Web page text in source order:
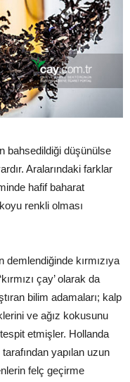
bahsedildiği düşünülse
Aralarındaki farklar
hafif baharat
renkli olması
kırmızıya
çay’ olarak da
bilim adamaları; kalp
ve ağız kokusunu
etmişler. Hollanda
yapılan uzun
felç geçirme